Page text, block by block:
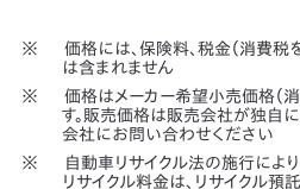
価格には、保険料、税金（消費税
は含まれません
価格はメーカー希望小売価格（
す。販売価格は販売会社が独自
会社にお問い合わせください
自動車リサイクル法の施行によ
リサイクル料金は、リサイクル預